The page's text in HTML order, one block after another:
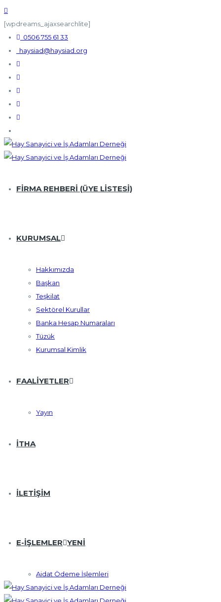
[wpdreams_ajaxsearchlite]
0506 755 61 33
haysiad@haysiad.org
FİRMA REHBERİ (ÜYE LISTESI)
KURUMSAL
Hakkımızda
Başkan
Teşkilat
Sektörel Kurullar
Banka Hesap Numaraları
Tüzük
Kurumsal Kimlik
FAALIYETLER
Yayın
İTHA
İLETIŞIM
E-İŞLEMLER YENI
Aidat Ödeme İşlemleri